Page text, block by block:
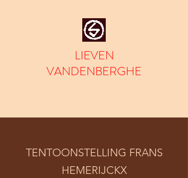
LIEVEN
VANDENBERGHE
TENTOONSTELLING FRANS
HEMERIJCKX